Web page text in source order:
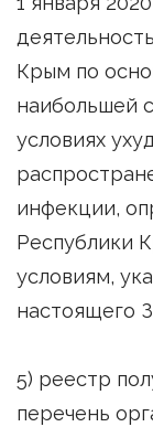
Крым по
наибольшей
условиях
инфекции,
Республики
условиям,
настоящего
5) реестр
перечень